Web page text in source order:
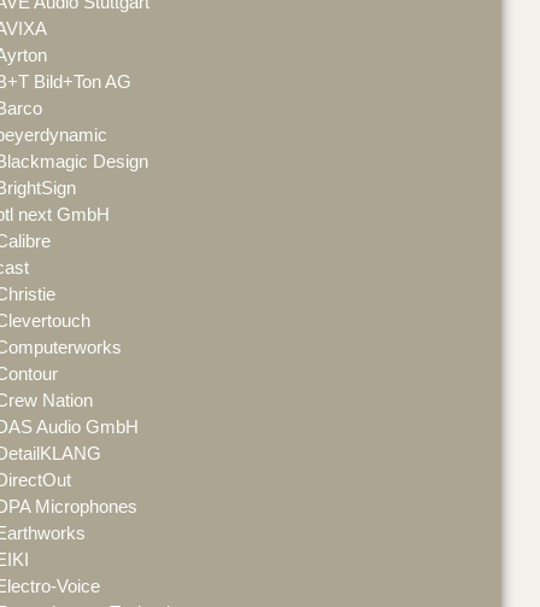
Bild+Ton AG
Design
next GmbH
Nation
Audio GmbH
Microphones
Voice